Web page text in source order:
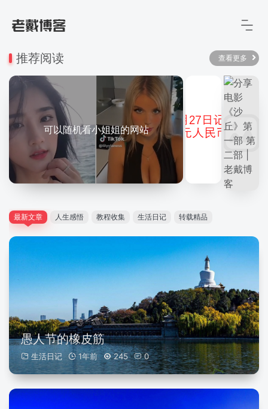
推荐阅读 查看更多
可以随机看小姐姐的网站
最新文章 人生感悟 教程收集 生活日记 转载精品
愚人节的橡皮筋
生活日记 1年前 245 0